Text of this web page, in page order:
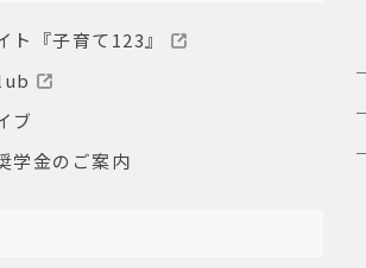
ト『子育て123』
ブ
学金のご案内